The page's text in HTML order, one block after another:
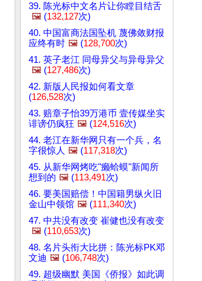
39. 陈光标中文名片让你瞠目结舌
🖼️ (132,127次)
40. 中国富商法国坠机 蔑佛敛财报
应终有时 🖼️ (128,700次)
41. 英子老江 同母异父与异母异父
🖼️ (127,486次)
42. 新版人民报如何看文章
(126,528次)
43. 赔章子怡39万港币 壹传媒坐实
诽谤仍疯狂 🖼️ (124,516次)
44. 老江在新华网只有一个兵，名
字很惊人 🖼️ (117,318次)
45. 从新华网烤吃"癞蛤蟆"新闻所
想到的 🖼️ (113,491次)
46. 要美国赔偿！中国籍男纵火旧
金山中领馆 🖼️ (111,340次)
47. 中共没有改变 崔健也没有改变
🖼️ (110,653次)
48. 名片头衔大比拼：陈光标PK邓
文迪 🖼️ (106,748次)
49. 超级幽默 美国《侨报》如此调